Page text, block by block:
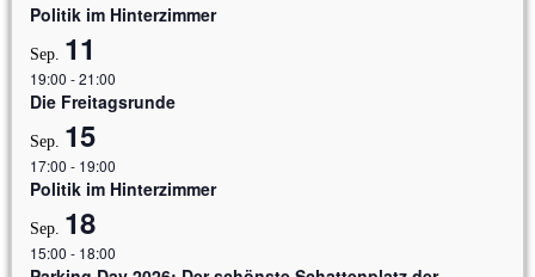
Politik im Hinterzimmer
Sep. 11
19:00 -21:00
Die Freitagsrunde
Sep. 15
17:00 - 19:00
Politik im Hinterzimmer
Sep. 18
15:00 - 18:00